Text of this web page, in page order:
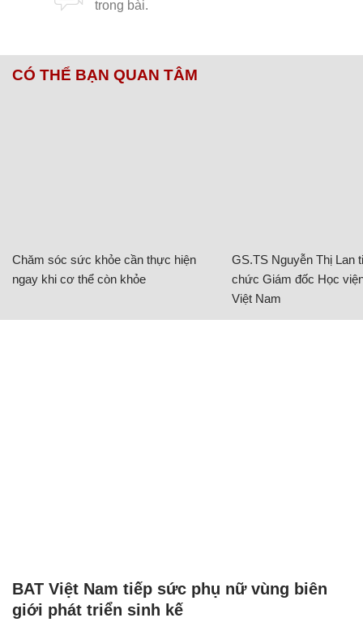
CÓ THỂ BẠN QUAN TÂM
Chăm sóc sức khỏe cần thực hiện
ngay khi cơ thể còn khỏe
GS.TS Nguyễn Thị Lan
chức Giám đốc Học
Việt Nam
BAT Việt Nam tiếp sức phụ nữ vùng biên
giới phát triển sinh kế